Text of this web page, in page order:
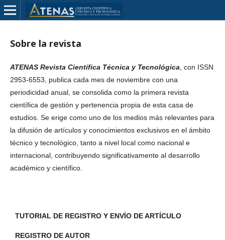
Sobre la revista
ATENAS Revista Científica Técnica y Tecnológica , con ISSN
2953-6553, publica cada mes de noviembre con una
periodicidad anual, se consolida como la primera revista
científica de gestión y pertenencia propia de esta casa de
estudios. Se erige como uno de los medios más relevantes para
la difusión de artículos y conocimientos exclusivos en el ámbito
técnico y tecnológico, tanto a nivel local como nacional e
internacional, contribuyendo significativamente al desarrollo
académico y científico.
TUTORIAL DE REGISTRO Y ENVÍO DE ARTÍCULO
REGISTRO DE AUTOR